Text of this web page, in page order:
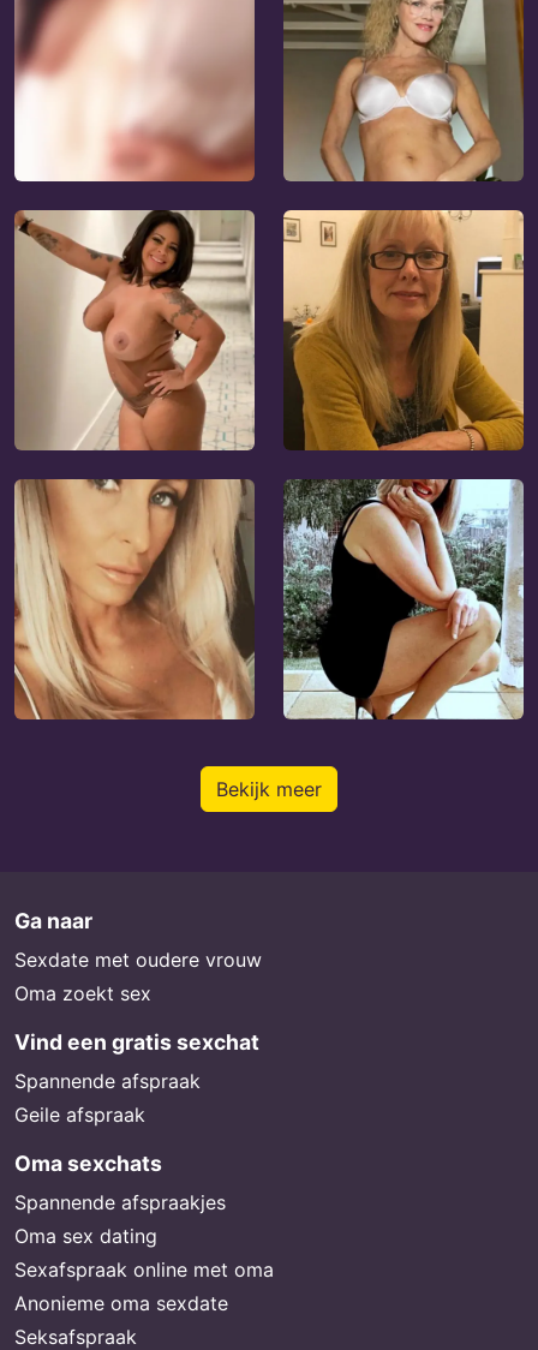
Bekijk meer
Ga naar
Sexdate met oudere vrouw
Oma zoekt sex
Vind een gratis sexchat
Spannende afspraak
Geile afspraak
Oma sexchats
Spannende afspraakjes
Oma sex dating
Sexafspraak online met oma
Anonieme oma sexdate
Seksafspraak